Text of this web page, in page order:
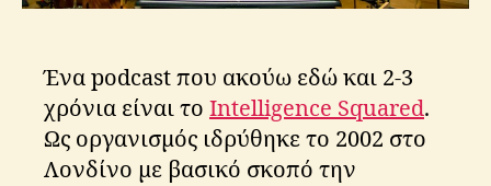
Ένα podcast που ακούω εδώ και 2-3
χρόνια είναι το Intelligence Squared.
Ως οργανισμός ιδρύθηκε το 2002 στο
Λονδίνο με βασικό σκοπό την